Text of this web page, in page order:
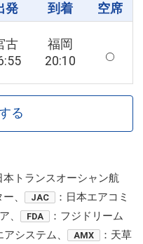
発 到着 空席
古
福岡
20:10
る
本トランスオーシャン航
、 JAC
：日本エアコミ
、 FDA
：フジドリーム
アシステム、 AMX
：天草